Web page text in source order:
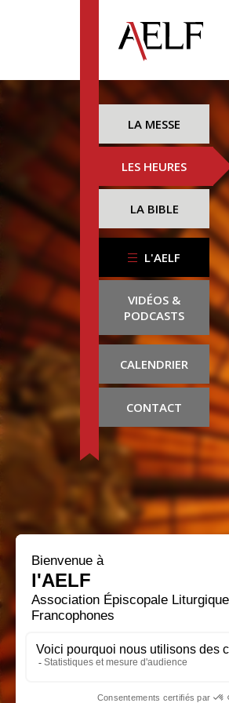
LA MESSE
LES HEURES
LA BIBLE
L'AELF
VIDÉOS &
PODCASTS
CALENDRIER
CONTACT